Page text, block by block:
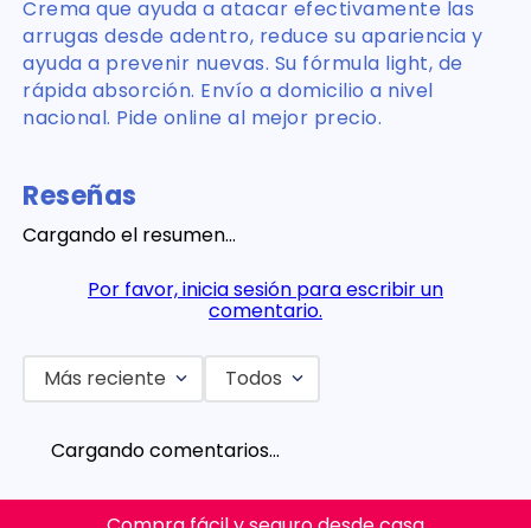
Crema que ayuda a atacar efectivamente las
arrugas desde adentro, reduce su apariencia y
ayuda a prevenir nuevas. Su fórmula light, de
rápida absorción. Envío a domicilio a nivel
nacional. Pide online al mejor precio.
Reseñas
Cargando el resumen…
Por favor, inicia sesión para escribir un
comentario.
Más reciente Todos
Cargando comentarios…